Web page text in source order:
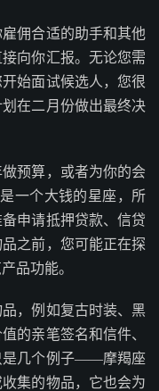
佣合适的助手和其他
向你汇报。无论您需
始面试候选人，您很
在二月份做出最终决
预算，或者为你的会
一个大钱的星座，所
申请抵押贷款、信贷
之前，您可能正在探
品功能。
，例如复古时装、黑
的亲笔签名和信件、
是几个例子——摩羯座
集的物品，它也会为